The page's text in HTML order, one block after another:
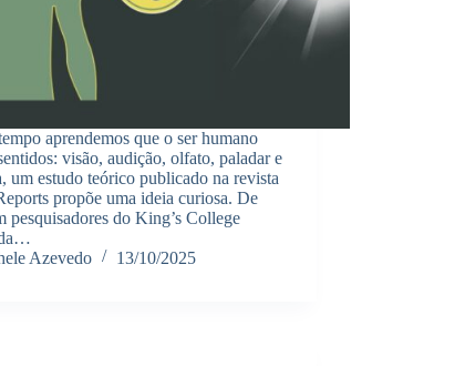
aprendemos que o ser humano
visão, audição, olfato, paladar e
um estudo teórico publicado na revista
propõe uma ideia curiosa. De
pesquisadores do King’s College
Azevedo
13/10/2025